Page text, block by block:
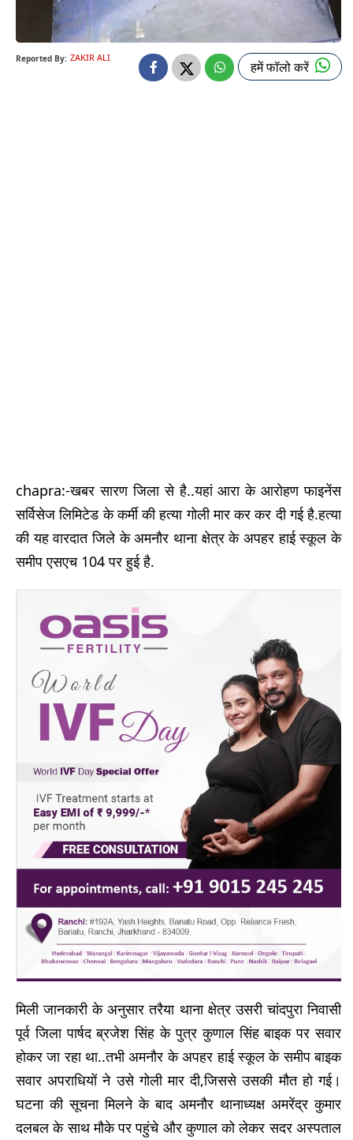
Reported By: ZAKIR ALI
हमें फॉलो करें
chapra:-खबर सारण जिला से है..यहां आरा के आरोहण फाइनेंस
सर्विसेज लिमिटेड के कर्मी की हत्या गोली मार कर कर दी गई है.हत्या
की यह वारदात जिले के अमनौर थाना क्षेत्र के अपहर हाई स्कूल के
समीप एसएच 104 पर हुई है.
मिली जानकारी के अनुसार तरैया थाना क्षेत्र उसरी चांदपुरा निवासी
पूर्व जिला पार्षद ब्रजेश सिंह के पुत्र कुणाल सिंह बाइक पर सवार
होकर जा रहा था..तभी अमनौर के अपहर हाई स्कूल के समीप बाइक
सवार अपराधियों ने उसे गोली मार दी,जिससे उसकी मौत हो गई।
घटना की सूचना मिलने के बाद अमनौर थानाध्यक्ष अमरेंद्र कुमार
दलबल के साथ मौके पर पहुंचे और कुणाल को लेकर सदर अस्पताल